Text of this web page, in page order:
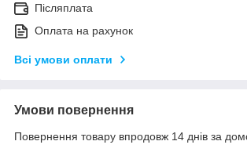
Післяплата
Оплата на рахунок
Всі умови оплати
Умови повернення
Повернення товару впродовж 14 днів за